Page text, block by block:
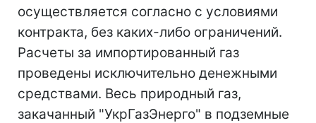
осуществляется согласно с условиями
контракта, без каких-либо ограничений.
Расчеты за импортированный газ
проведены исключительно денежными
средствами. Весь природный газ,
закачанный "УкрГазЭнерго" в подземные